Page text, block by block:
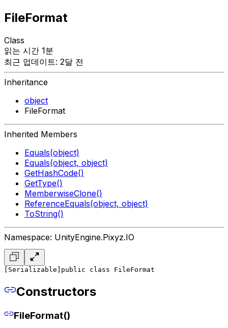
FileFormat
Class
읽는 시간 1분
최근 업데이트: 2달 전
Inheritance
object
FileFormat
Inherited Members
Equals(object)
Equals(object, object)
GetHashCode()
GetType()
MemberwiseClone()
ReferenceEquals(object, object)
ToString()
Namespace: UnityEngine.Pixyz.IO
[Serializable] public class FileFormat
Constructors
FileFormat()